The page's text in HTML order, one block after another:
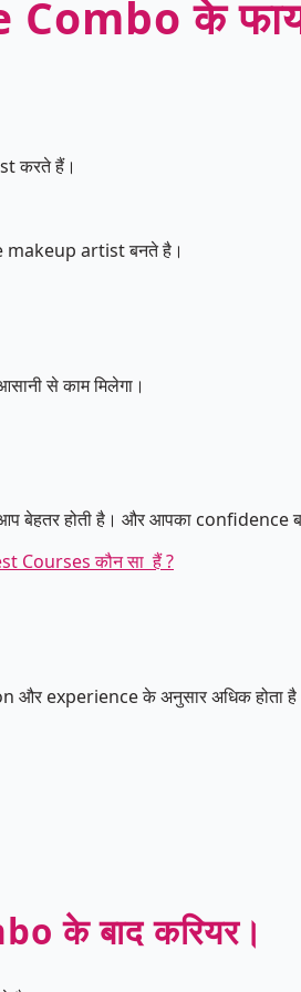
के
करते हैं।
artist बनते है।
से काम मिलेगा।
बेहतर होती है। और आपका confidence
Courses कौन सा हैं ?
और experience के अनुसार अधिक
के बाद करियर।